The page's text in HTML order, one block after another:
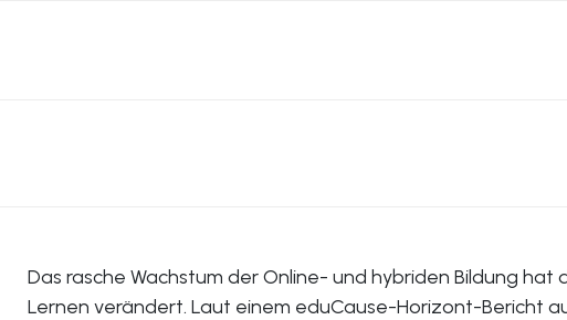
Das rasche Wachstum der Online- und hybriden Bildung hat
Lernen verändert. Laut einem eduCause-Horizont-Bericht